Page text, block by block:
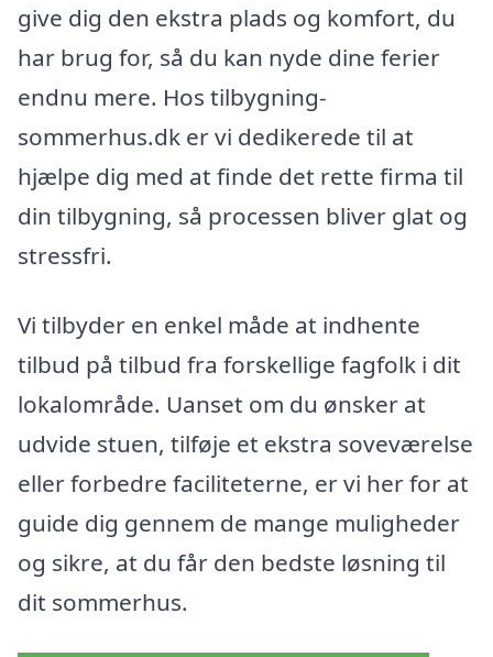
give dig den ekstra plads og komfort, du
har brug for, så du kan nyde dine ferier
endnu mere. Hos tilbygning-
sommerhus.dk er vi dedikerede til at
hjælpe dig med at finde det rette firma til
din tilbygning, så processen bliver glat og
stressfri.
Vi tilbyder en enkel måde at indhente
tilbud på tilbud fra forskellige fagfolk i dit
lokalområde. Uanset om du ønsker at
udvide stuen, tilføje et ekstra soveværelse
eller forbedre faciliteterne, er vi her for at
guide dig gennem de mange muligheder
og sikre, at du får den bedste løsning til
dit sommerhus.